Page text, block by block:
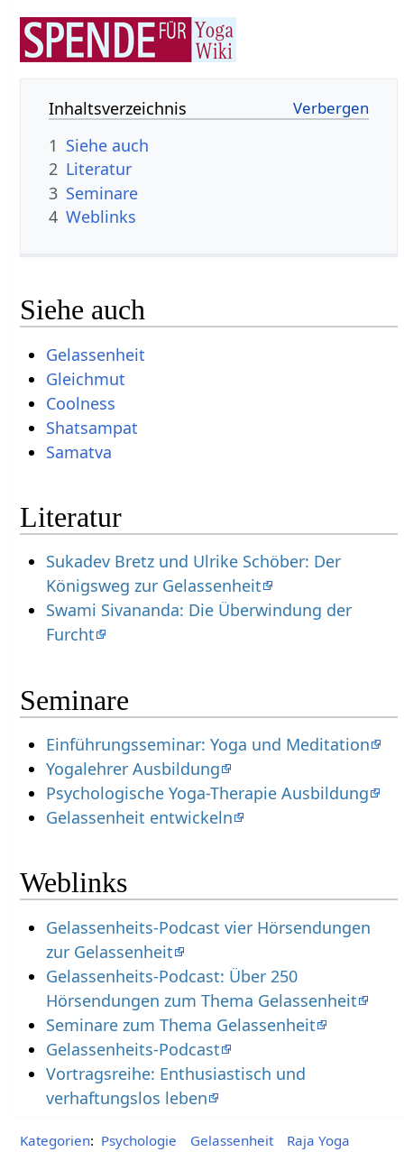
Inhaltsverzeichnis
1 Siehe auch
2 Literatur
3 Seminare
4 Weblinks
Siehe auch
Gelassenheit
Gleichmut
Coolness
Shatsampat
Samatva
Literatur
Sukadev Bretz und Ulrike Schöber: Der
Königsweg zur Gelassenheit
Swami Sivananda: Die Überwindung der
Furcht
Seminare
Einführungsseminar: Yoga und Meditation
Yogalehrer Ausbildung
Psychologische Yoga-Therapie Ausbildung
Gelassenheit entwickeln
Weblinks
Gelassenheits-Podcast vier Hörsendungen
zur Gelassenheit
Gelassenheits-Podcast: Über 250
Hörsendungen zum Thema Gelassenheit
Seminare zum Thema Gelassenheit
Gelassenheits-Podcast
Vortragsreihe: Enthusiastisch und
verhaftungslos leben
Kategorien: Psychologie Gelassenheit
Raja Yoga